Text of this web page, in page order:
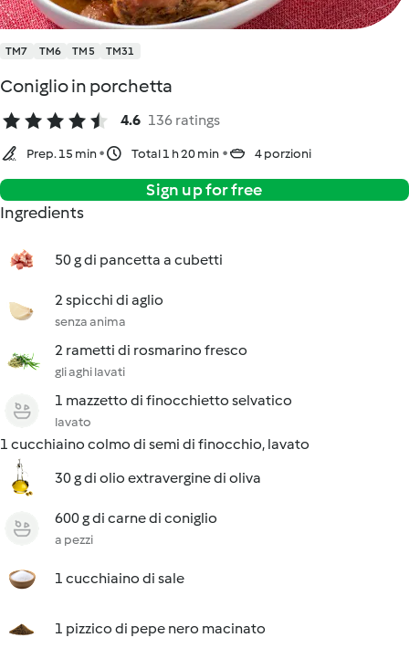
TM7 TM6 TM5 TM31
Coniglio in porchetta
4.6 136 ratings
Prep. 15 min Total 1 h 20 min 4 porzioni
Sign up for free
Ingredients
50 g di pancetta a cubetti
2 spicchi di aglio
senza anima
2 rametti di rosmarino fresco
gli aghi lavati
1 mazzetto di finocchietto selvatico
lavato
1 cucchiaino colmo di semi di finocchio, lavato
30 g di olio extravergine di oliva
600 g di carne di coniglio
a pezzi
1 cucchiaino di sale
1 pizzico di pepe nero macinato